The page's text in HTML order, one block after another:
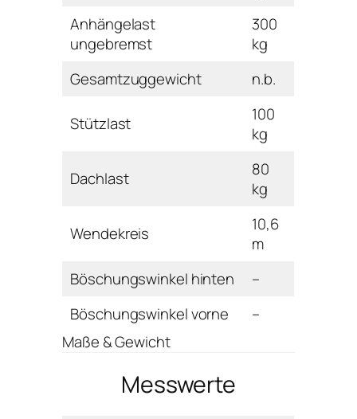
Anhängelast
ungebremst
300
kg
Gesamtzuggewicht
n.b.
Stützlast
100
kg
Dachlast
80
kg
Wendekreis
10,6
m
Böschungswinkel hinten
–
Böschungswinkel vorne
–
Maße & Gewicht
Messwerte